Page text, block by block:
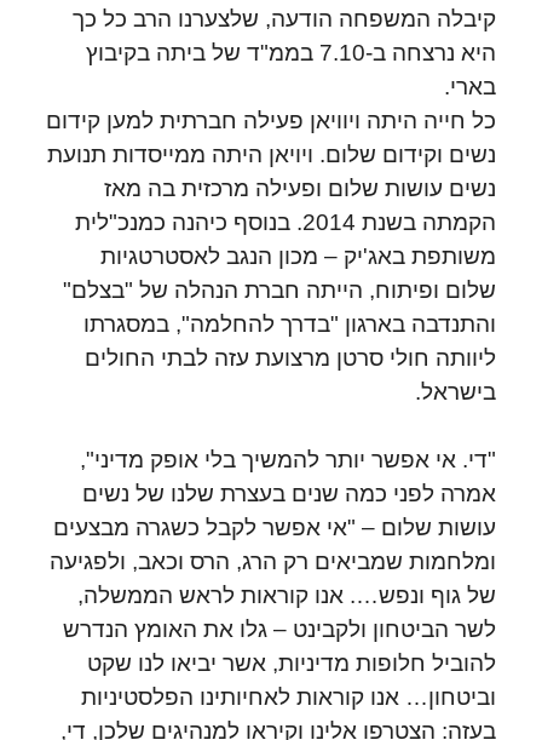
קיבלה המשפחה הודעה, שלצערנו הרב כל כך
היא נרצחה ב-7.10 בממ"ד של ביתה בקיבוץ
בארי.
כל חייה היתה ויוויאן פעילה חברתית למען קידום
נשים וקידום שלום. ויויאן היתה ממייסדות תנועת
נשים עושות שלום ופעילה מרכזית בה מאז
הקמתה בשנת 2014. בנוסף כיהנה כמנכ"לית
משותפת באג'יק – מכון הנגב לאסטרטגיות
שלום ופיתוח, הייתה חברת הנהלה של "בצלם"
והתנדבה בארגון "בדרך להחלמה", במסגרתו
ליוותה חולי סרטן מרצועת עזה לבתי החולים
בישראל.
"די. אי אפשר יותר להמשיך בלי אופק מדיני",
אמרה לפני כמה שנים בעצרת שלנו של נשים
עושות שלום – "אי אפשר לקבל כשגרה מבצעים
ומלחמות שמביאים רק הרג, הרס וכאב, ולפגיעה
של גוף ונפש…. אנו קוראות לראש הממשלה,
לשר הביטחון ולקבינט – גלו את האומץ הנדרש
להוביל חלופות מדיניות, אשר יביאו לנו שקט
וביטחון… אנו קוראות לאחיותינו הפלסטיניות
בעזה: הצטרפו אלינו וקיראו למנהיגים שלכן, די,